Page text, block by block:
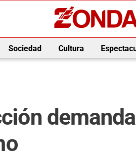
Sociedad Cultura